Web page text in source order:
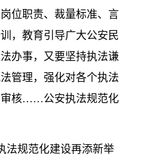
位职责、裁量标准、言
，教育引导广大公安民
办事，又要坚持执法谦
管理，强化对各个执法
审核……公安执法规范化
法规范化建设再添新举